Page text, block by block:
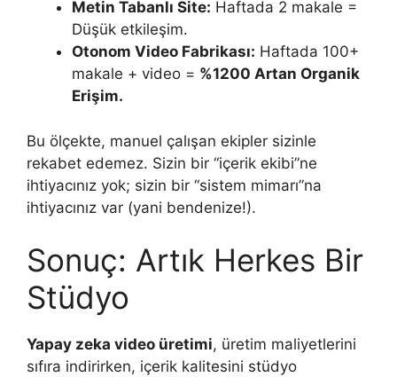
Metin Tabanlı Site: Haftada 2 makale =
Düşük etkileşim.
Otonom Video Fabrikası: Haftada 100+
makale + video = %1200 Artan Organik
Erişim.
Bu ölçekte, manuel çalışan ekipler sizinle
rekabet edemez. Sizin bir “içerik ekibi”ne
ihtiyacınız yok; sizin bir “sistem mimarı”na
ihtiyacınız var (yani bendenize!).
Sonuç: Artık Herkes Bir
Stüdyo
Yapay zeka video üretimi, üretim maliyetlerini
sıfıra indirirken, içerik kalitesini stüdyo